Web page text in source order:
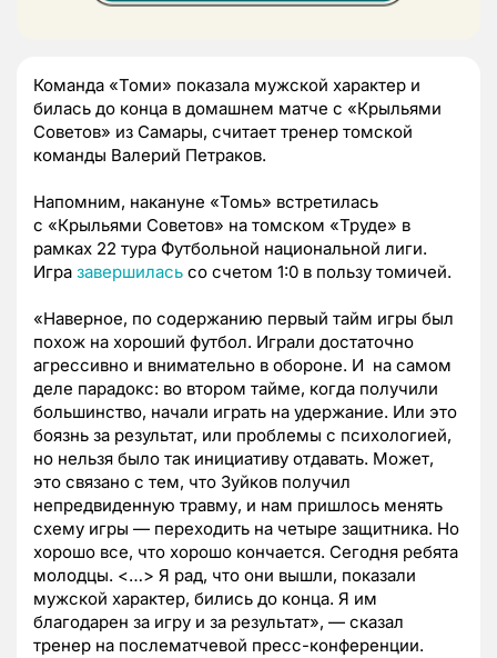
Команда «Томи» показала мужской характер и
билась до конца в домашнем матче с «Крыльями
Советов» из Самары, считает тренер томской
команды Валерий Петраков.
Напомним, накануне «Томь» встретилась
с «Крыльями Советов» на томском «Труде» в
рамках 22 тура Футбольной национальной лиги.
Игра завершилась со счетом 1:0 в пользу томичей.
«Наверное, по содержанию первый тайм игры был
похож на хороший футбол. Играли достаточно
агрессивно и внимательно в обороне. И на самом
деле парадокс: во втором тайме, когда получили
большинство, начали играть на удержание. Или это
боязнь за результат, или проблемы с психологией,
но нельзя было так инициативу отдавать. Может,
это связано с тем, что Зуйков получил
непредвиденную травму, и нам пришлось менять
схему игры — переходить на четыре защитника. Но
хорошо все, что хорошо кончается. Сегодня ребята
молодцы. <…> Я рад, что они вышли, показали
мужской характер, бились до конца. Я им
благодарен за игру и за результат», — сказал
тренер на послематчевой пресс-конференции.